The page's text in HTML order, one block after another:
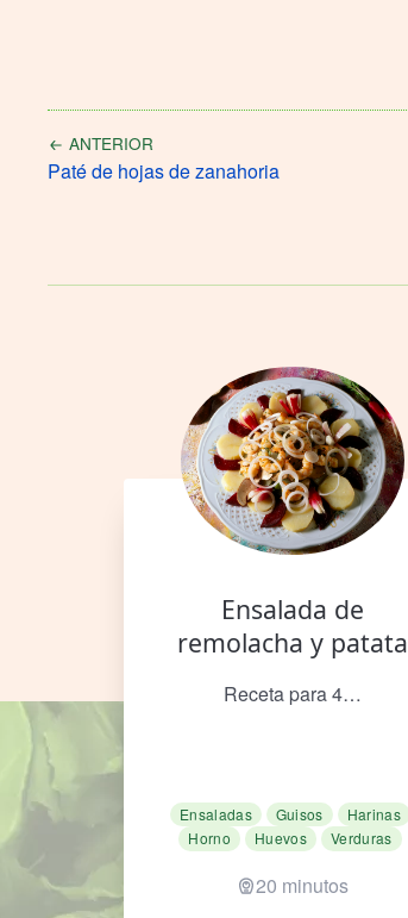
Navegación
de
ANTERIOR
Paté de hojas de zanahoria
Ensalada de
remolacha y patata
Receta para 4…
Ensaladas Guisos
Harinas
Horno
Huevos Verduras
20 minutos